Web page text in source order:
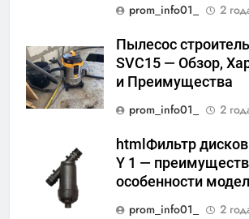
prom_info01_
2
Пылесос
SVC15 — Обзор,
и Преимущества
prom_info01_
2
htmlФильтр
Y 1 —
особенности
prom_info01_
2